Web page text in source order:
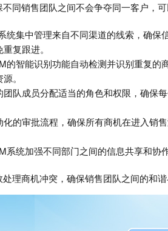
同销售团队之间不会争夺同一客户，可
统集中管理来自不同渠道的线索，确
复跟进。
的智能识别功能自动检测并识别重复的
。
团队成员分配适当的角色和权限，确保
化的审批流程，确保所有商机在进入销
系统加强不同部门之间的信息共享和协
理商机冲突，确保销售团队之间的和谐